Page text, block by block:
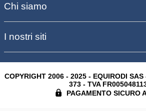
Chi siamo
I nostri siti
COPYRIGHT 2006 - 2025 - EQUIRODI
373 - TVA
PAGAMENTO SICURO